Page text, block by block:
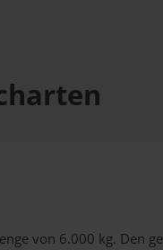
von 6.000 kg. Den